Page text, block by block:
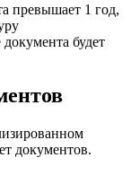
превышает 1 год,
будет
документов.